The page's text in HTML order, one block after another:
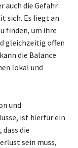
auch die Gefahr
sich. Es liegt an
finden, um ihre
gleichzeitig offen
die Balance
lokal und
und
ist hierfür ein
die
sein muss,